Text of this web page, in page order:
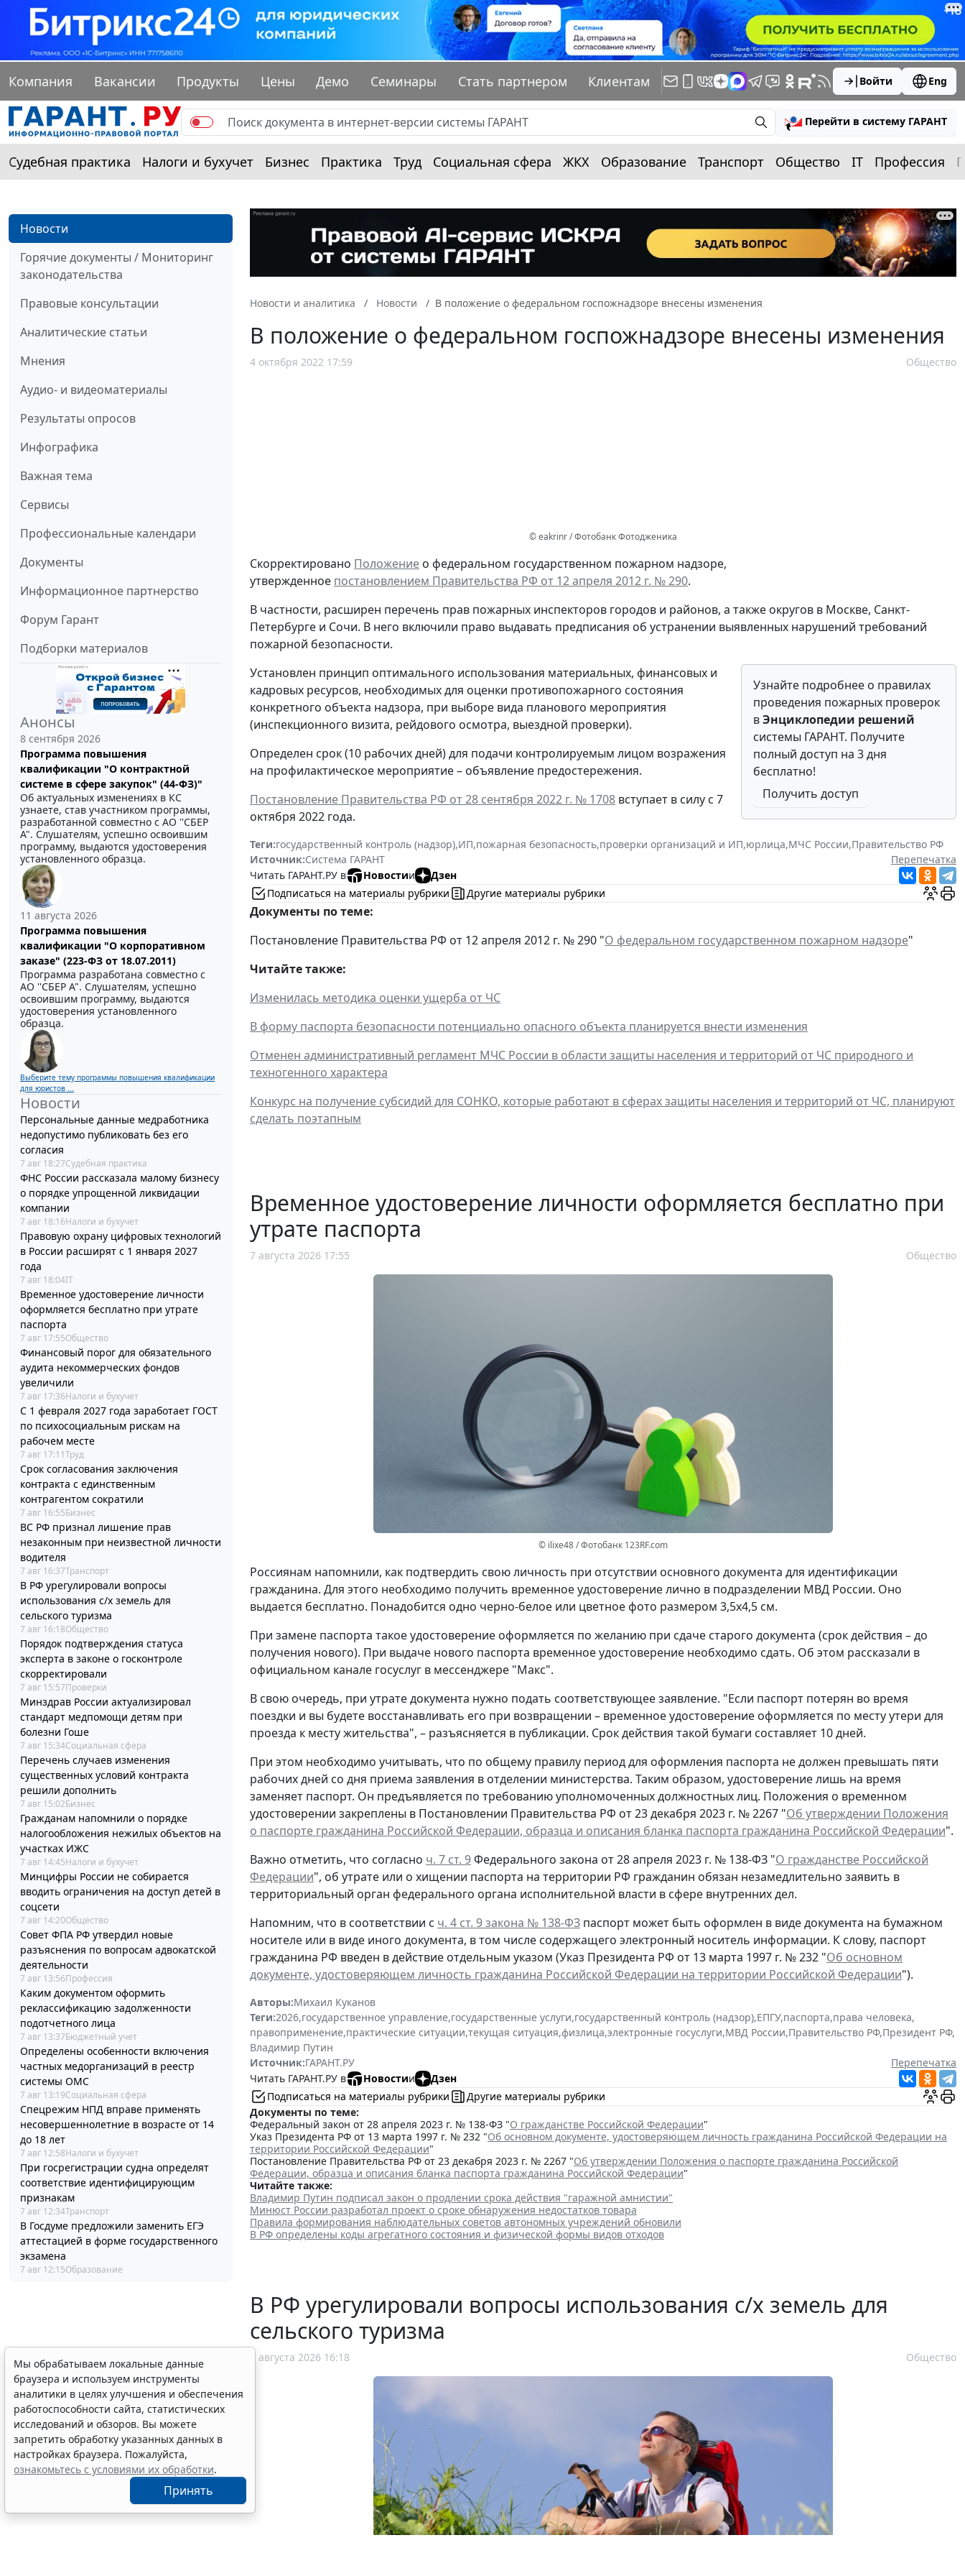
Компания Вакансии Продукты Цены Демо Семинары Стать партнером Клиентам Войти Eng
Перейти в систему ГАРАНТ
Судебная практика Налоги и бухучет Бизнес Практика Труд Социальная сфера ЖКХ Образование Транспорт Общество IT Профессия
Новости
Горячие документы / Мониторинг
законодательства
Правовые консультации
Аналитические статьи
Мнения
Аудио- и видеоматериалы
Результаты опросов
Инфографика
Важная тема
Сервисы
Профессиональные календари
Документы
Информационное партнерство
Форум Гарант
Подборки материалов
Анонсы
8 сентября 2026
Программа повышения
квалификации "О контрактной
системе в сфере закупок" (44-ФЗ)"
Об актуальных изменениях в КС
узнаете, став участником программы,
разработанной совместно с АО ''СБЕР
А". Слушателям, успешно освоившим
программу, выдаются удостоверения
установленного образца.
11 августа 2026
Программа повышения
квалификации "О корпоративном
заказе" (223-ФЗ от 18.07.2011)
Программа разработана совместно с
АО ''СБЕР А". Слушателям, успешно
освоившим программу, выдаются
удостоверения установленного
образца.
Выберите тему программы повышения квалификации
для юристов ...
Новости
Персональные данные медработника
недопустимо публиковать без его
согласия
7 авг 18:27Судебная практика
ФНС России рассказала малому бизнесу
о порядке упрощенной ликвидации
компании
7 авг 18:16Налоги и бухучет
Правовую охрану цифровых технологий
в России расширят с 1 января 2027
года
7 авг 18:04IT
Временное удостоверение личности
оформляется бесплатно при утрате
паспорта
7 авг 17:55Общество
Финансовый порог для обязательного
аудита некоммерческих фондов
увеличили
7 авг 17:36Налоги и бухучет
С 1 февраля 2027 года заработает ГОСТ
по психосоциальным рискам на
рабочем месте
7 авг 17:11Труд
Срок согласования заключения
контракта с единственным
контрагентом сократили
7 авг 16:55Бизнес
ВС РФ признал лишение прав
незаконным при неизвестной личности
водителя
7 авг 16:37Транспорт
В РФ урегулировали вопросы
использования с/х земель для
сельского туризма
7 авг 16:18Общество
Порядок подтверждения статуса
эксперта в законе о госконтроле
скорректировали
7 авг 15:57Проверки
Минздрав России актуализировал
стандарт медпомощи детям при
болезни Гоше
7 авг 15:34Социальная сфера
Перечень случаев изменения
существенных условий контракта
решили дополнить
7 авг 15:02Бизнес
Гражданам напомнили о порядке
налогообложения нежилых объектов на
участках ИЖС
7 авг 14:45Налоги и бухучет
Минцифры России не собирается
вводить ограничения на доступ детей в
соцсети
7 авг 14:20Общество
Совет ФПА РФ утвердил новые
разъяснения по вопросам адвокатской
деятельности
7 авг 13:56Профессия
Каким документом оформить
реклассификацию задолженности
подотчетного лица
7 авг 13:37Бюджетный учет
Определены особенности включения
частных медорганизаций в реестр
системы ОМС
7 авг 13:19Социальная сфера
Спецрежим НПД вправе применять
несовершеннолетние в возрасте от 14
до 18 лет
7 авг 12:58Налоги и бухучет
При госрегистрации судна определят
соответствие идентифицирующим
признакам
7 авг 12:34Транспорт
В Госдуме предложили заменить ЕГЭ
аттестацией в форме государственного
экзамена
7 авг 12:15Образование
Новости и аналитика Новости В положение о федеральном госпожнадзоре внесены изменения
В положение о федеральном госпожнадзоре внесены изменения
4 октября 2022 17:59 Общество
© eakrinr / Фотобанк Фотодженика
Скорректировано Положение о федеральном государственном пожарном надзоре,
утвержденное постановлением Правительства РФ от 12 апреля 2012 г. № 290.
В частности, расширен перечень прав пожарных инспекторов городов и районов, а также округов в Москве, Санкт-
Петербурге и Сочи. В него включили право выдавать предписания об устранении выявленных нарушений требований
пожарной безопасности.
Узнайте подробнее о правилах
проведения пожарных проверок
вЭнциклопедии решений
системы ГАРАНТ. Получите
полный доступ на 3 дня
бесплатно!
Получить доступ
Установлен принцип оптимального использования материальных, финансовых и
кадровых ресурсов, необходимых для оценки противопожарного состояния
конкретного объекта надзора, при выборе вида планового мероприятия
(инспекционного визита, рейдового осмотра, выездной проверки).
Определен срок (10 рабочих дней) для подачи контролируемым лицом возражения
на профилактическое мероприятие – объявление предостережения.
Постановление Правительства РФ от 28 сентября 2022 г. № 1708 вступает в силу с 7
октября 2022 года.
Теги:государственный контроль (надзор),ИП,пожарная безопасность,проверки организаций и ИП,юрлица,МЧС России,Правительство РФ
Источник:Система ГАРАНТ
Перепечатка
Читать ГАРАНТ.РУ в
Новостии
Дзен
Подписаться на материалы рубрики
Другие материалы рубрики
Документы по теме:
Постановление Правительства РФ от 12 апреля 2012 г. № 290 "О федеральном государственном пожарном надзоре"
Читайте также:
Изменилась методика оценки ущерба от ЧС
В форму паспорта безопасности потенциально опасного объекта планируется внести изменения
Отменен административный регламент МЧС России в области защиты населения и территорий от ЧС природного и
техногенного характера
Конкурс на получение субсидий для СОНКО, которые работают в сферах защиты населения и территорий от ЧС, планируют
сделать поэтапным
Временное удостоверение личности оформляется бесплатно при
утрате паспорта
7 августа 2026 17:55 Общество
© ilixe48 / Фотобанк 123RF.com
Россиянам напомнили, как подтвердить свою личность при отсутствии основного документа для идентификации
гражданина. Для этого необходимо получить временное удостоверение лично в подразделении МВД России. Оно
выдается бесплатно. Понадобится одно черно-белое или цветное фото размером 3,5x4,5 см.
При замене паспорта такое удостоверение оформляется по желанию при сдаче старого документа (срок действия – до
получения нового). При выдаче нового паспорта временное удостоверение необходимо сдать. Об этом рассказали в
официальном канале госуслуг в мессенджере "Макс".
В свою очередь, при утрате документа нужно подать соответствующее заявление. "Если паспорт потерян во время
поездки и вы будете восстанавливать его при возвращении – временное удостоверение оформляется по месту утери для
проезда к месту жительства", – разъясняется в публикации. Срок действия такой бумаги составляет 10 дней.
При этом необходимо учитывать, что по общему правилу период для оформления паспорта не должен превышать пяти
рабочих дней со дня приема заявления в отделении министерства. Таким образом, удостоверение лишь на время
заменяет паспорт. Он предъявляется по требованию уполномоченных должностных лиц. Положения о временном
удостоверении закреплены в Постановлении Правительства РФ от 23 декабря 2023 г. № 2267 "Об утверждении Положения
о паспорте гражданина Российской Федерации, образца и описания бланка паспорта гражданина Российской Федерации".
Важно отметить, что согласно ч. 7 ст. 9Федерального закона от 28 апреля 2023 г. № 138-ФЗ "О гражданстве Российской
Федерации", об утрате или о хищении паспорта на территории РФ гражданин обязан незамедлительно заявить в
территориальный орган федерального органа исполнительной власти в сфере внутренних дел.
Напомним, что в соответствии с ч. 4 ст. 9 закона № 138-ФЗ паспорт может быть оформлен в виде документа на бумажном
носителе или в виде иного документа, в том числе содержащего электронный носитель информации. К слову, паспорт
гражданина РФ введен в действие отдельным указом (Указ Президента РФ от 13 марта 1997 г. № 232 "Об основном
документе, удостоверяющем личность гражданина Российской Федерации на территории Российской Федерации").
Авторы:Михаил Куканов
Теги:2026,государственное управление,государственные услуги,государственный контроль (надзор),ЕПГУ,паспорта,права человека,
правоприменение,практические ситуации,текущая ситуация,физлица,электронные госуслуги,МВД России,Правительство РФ,Президент РФ,
Владимир Путин
Источник:ГАРАНТ.РУ
Перепечатка
Читать ГАРАНТ.РУ в
Новостии
Дзен
Подписаться на материалы рубрики
Другие материалы рубрики
Документы по теме:
Федеральный закон от 28 апреля 2023 г. № 138-ФЗ "О гражданстве Российской Федерации"
Указ Президента РФ от 13 марта 1997 г. № 232 "Об основном документе, удостоверяющем личность гражданина Российской Федерации на
территории Российской Федерации"
Постановление Правительства РФ от 23 декабря 2023 г. № 2267 "Об утверждении Положения о паспорте гражданина Российской
Федерации, образца и описания бланка паспорта гражданина Российской Федерации"
Читайте также:
Владимир Путин подписал закон о продлении срока действия "гаражной амнистии"
Минюст России разработал проект о сроке обнаружения недостатков товара
Правила формирования наблюдательных советов автономных учреждений обновили
В РФ определены коды агрегатного состояния и физической формы видов отходов
В РФ урегулировали вопросы использования с/х земель для
сельского туризма
7 августа 2026 16:18 Общество
Мы обрабатываем локальные данные
браузера и используем инструменты
аналитики в целях улучшения и обеспечения
работоспособности сайта, статистических
исследований и обзоров. Вы можете
запретить обработку указанных данных в
настройках браузера. Пожалуйста,
ознакомьтесь с условиями их обработки.
Принять